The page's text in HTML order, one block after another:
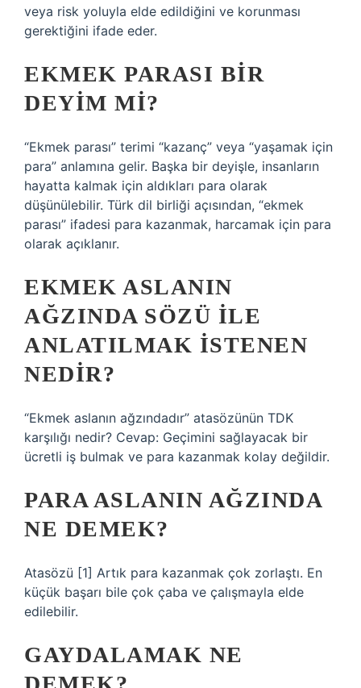
veya risk yoluyla elde edildiğini ve korunması
gerektiğini ifade eder.
EKMEK PARASI BIR
DEYIM MI?
“Ekmek parası” terimi “kazanç” veya “yaşamak için
para” anlamına gelir. Başka bir deyişle, insanların
hayatta kalmak için aldıkları para olarak
düşünülebilir. Türk dil birliği açısından, “ekmek
parası” ifadesi para kazanmak, harcamak için para
olarak açıklanır.
EKMEK ASLANIN
AĞZINDA SÖZÜ ILE
ANLATILMAK ISTENEN
NEDIR?
“Ekmek aslanın ağzındadır” atasözünün TDK
karşılığı nedir? Cevap: Geçimini sağlayacak bir
ücretli iş bulmak ve para kazanmak kolay değildir.
PARA ASLANIN AĞZINDA
NE DEMEK?
Atasözü [1] Artık para kazanmak çok zorlaştı. En
küçük başarı bile çok çaba ve çalışmayla elde
edilebilir.
GAYDALAMAK NE